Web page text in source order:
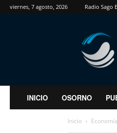
viernes, 7 agosto, 2026 Radio Sago
INICIO OSORNO
Inicio Economía